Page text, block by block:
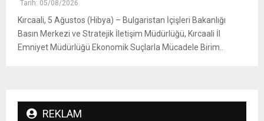
Tarih: 05/08/2026
Kırcaali, 5 Ağustos (Hibya) – Bulgaristan İçişleri Bakanlığı
Basın Merkezi ve Stratejik İletişim Müdürlüğü, Kırcaali İl
Emniyet Müdürlüğü Ekonomik Suçlarla Mücadele Birim..
REKLAM